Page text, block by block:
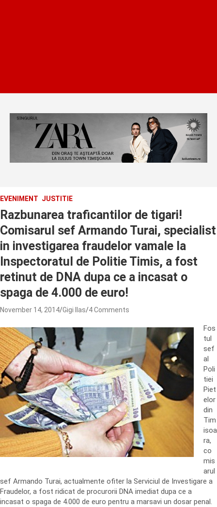
EVENIMENT JUSTITIE
Razbunarea traficantilor de tigari!
Comisarul sef Armando Turai, specialist
in investigarea fraudelor vamale la
Inspectoratul de Politie Timis, a fost
retinut de DNA dupa ce a incasat o
spaga de 4.000 de euro!
November 14, 2014 Gigi Ilas 4 Comments
Fos
tul
sef
al
Poli
tiei
Piet
elor
din
Tim
isoa
ra,
co
mis
arul
sef Armando Turai, actualmente ofiter la Serviciul de Investigare a
Fraudelor, a fost ridicat de procurorii DNA imediat dupa ce a
incasat o spaga de 4.000 de euro pentru a marsavi un dosar penal.